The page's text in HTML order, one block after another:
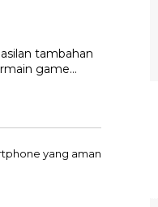
tambahan
game…